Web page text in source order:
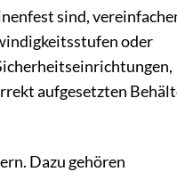
sind,
oder
aufgesetzten
Dazu gehören